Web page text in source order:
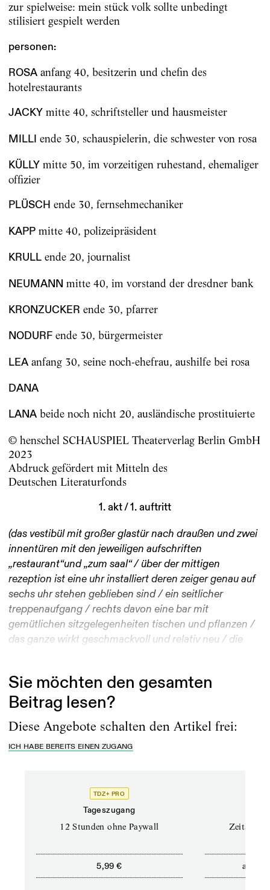
zur spielweise: mein stück volk sollte unbedingt
stilisiert gespielt werden
personen:
ROSAanfang 40, besitzerin und chefin des
hotelrestaurants
JACKYmitte 40, schriftsteller und hausmeister
MILLI ende 30, schauspielerin, die schwester von rosa
KÜLLYmitte 50, im vorzeitigen ruhestand, ehemaliger
offizier
PLÜSCH ende 30, fernsehmechaniker
KAPPmitte 40, polizeipräsident
KRULLende 20, journalist
NEUMANN mitte 40, im vorstand der dresdner bank
KRONZUCKER ende 30, pfarrer
NODURFende 30, bürgermeister
LEAanfang 30, seine noch-ehefrau, aushilfe bei rosa
DANA
LANAbeide noch nicht 20, ausländische prostituierte
© henschel SCHAUSPIEL Theaterverlag Berlin GmbH
2023
Abdruck gefördert mit Mitteln des
Deutschen Literaturfonds
1. akt / 1. auftritt
(das vestibül mit großer glastür nach draußen und zwei
innentüren mit den jeweiligen aufschriften
„restaurant“und „zum saal“ / über der mittigen
rezeption ist eine uhr installiert deren zeiger genau auf
sechs uhr stehen geblieben sind / ein seitlicher
treppenaufgang / rechts davon eine bar mit
gemütlichen sitzgelegenheiten tischen und pflanzen /
das ganze wirkt geschmackvoll und relativ neu / die
Sie möchten den gesamten
Beitrag lesen?
Diese Angebote schalten den Artikel frei:
ICH HABE BEREITS EINEN ZUGANG
TDZ+ PRO
Tageszugang
12 Stunden ohne Paywall
5,99 € ab